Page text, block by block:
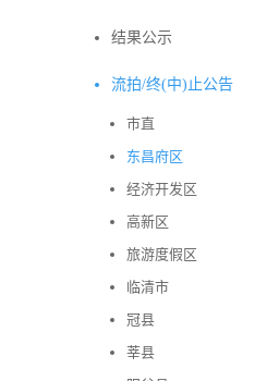
结果公示
流拍/终(中)止公告
市直
东昌府区
经济开发区
高新区
旅游度假区
临清市
冠县
莘县